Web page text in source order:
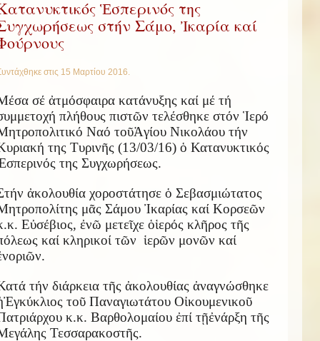
Ἑσπερινός της
στήν Σάμο, Ἰκαρία καί
στις 15 Μαρτίου 2016
σέ ἀτμόσφαιρα κατάνυξης καί μέ τή
πλήθους πιστῶν τελέσθηκε στόν Ἱερό
Ναό τοῦἉγίου Νικολάου τήν
της Τυρινῆς (13/03/16) ὁ Κατανυκτικός
σπερινός της Συγχωρήσεως.
ἀκολουθία χοροστάτησε ὁ Σεβασμιώτατος
μᾶς Σάμου Ἰκαρίας καί Κορσεῶν
Εὐσέβιος, ἐνῶ μετεῖχε ὁἱερός κλῆρος τῆς
καί κληρικοί τῶν ἱερῶν μονῶν καί
νοριῶν.
τήν διάρκεια τῆς ἀκολουθίας ἀναγνώσθηκε
Ἐγκύκλιος τοῦ Παναγιωτάτου Οἰκουμενικοῦ
κ.κ. Βαρθολομαίου ἐπί τῇἐνάρξη τῆς
Τεσσαρακοστῆς.